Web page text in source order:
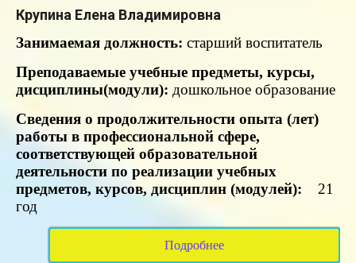
Крупина Елена Владимировна
Занимаемая должность: старший воспитатель
Преподаваемые учебные предметы, курсы,
дисциплины(модули): дошкольное образование
Сведения о продолжительности опыта (лет)
работы в профессиональной сфере,
соответствующей образовательной
деятельности по реализации учебных
предметов, курсов, дисциплин (модулей): 21
год
Подробнее